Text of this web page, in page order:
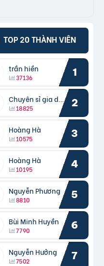
TOP 20 THÀNH VIÊN
trần hiền
37136 1
Chuyên sỉ gia dụng
18825 2
Hoàng Hà
10575 3
Hoàng Hà
10195 4
Nguyễn Phương
8810 5
Bùi Minh Huyền
7790 6
Nguyễn Hưởng
7502 7